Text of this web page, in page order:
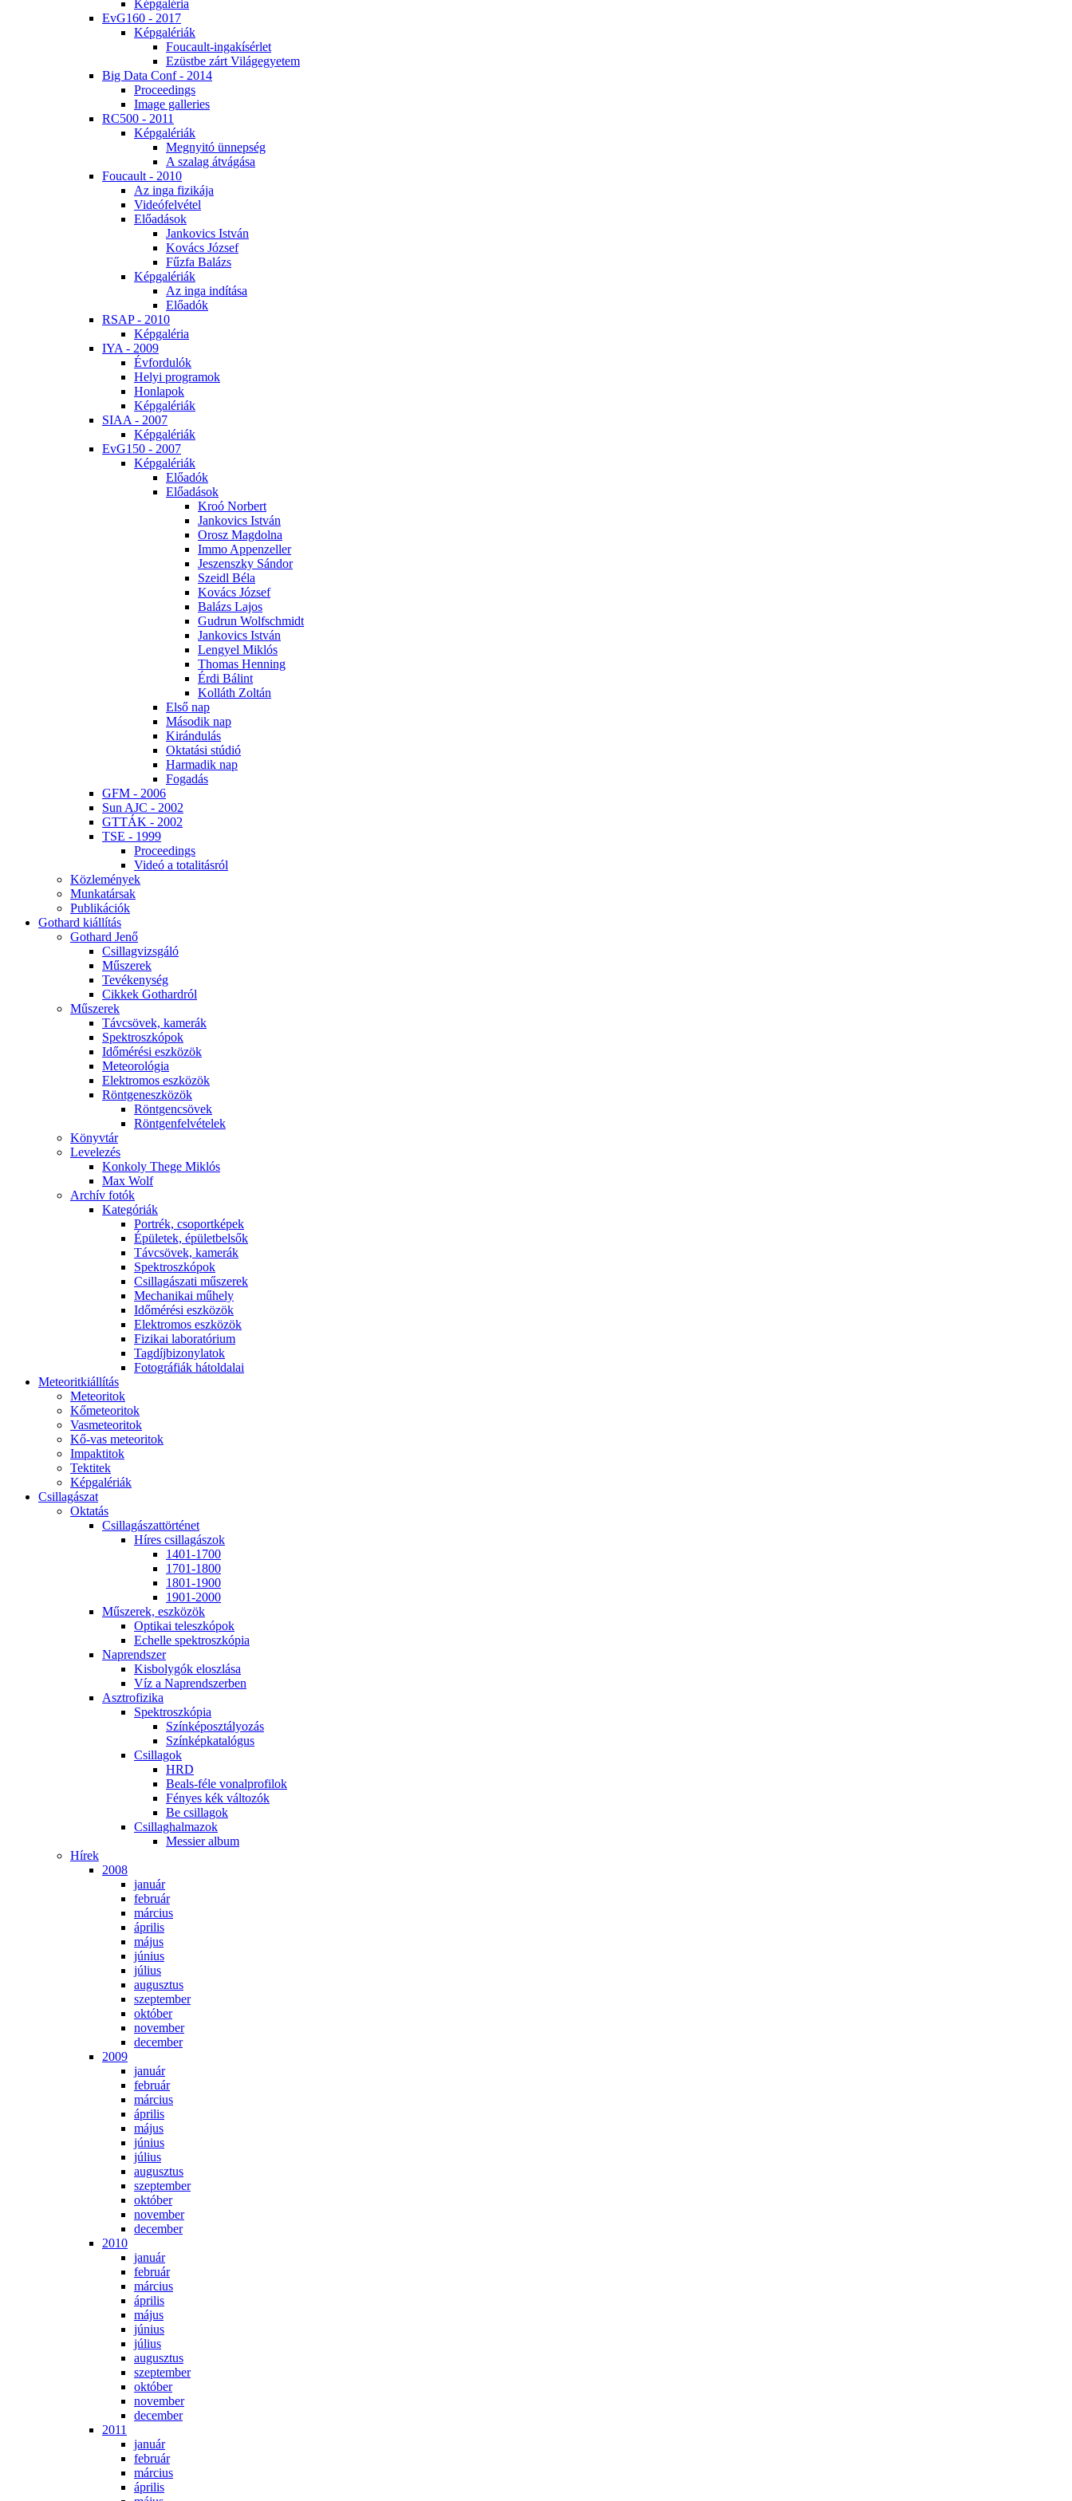
Kép­ga­lé­ria
EvG160 - 2017
Kép­ga­lé­ri­ák
Fo­u­ca­ult-in­ga­kí­sér­let
Ezüst­be zárt Vi­lág­egye­tem
Big Da­ta Conf - 2014
Pro­ce­e­dings
Image gal­le­ri­es
RC500 - 2011
Kép­ga­lé­ri­ák
Meg­nyi­tó ün­nep­ség
A sza­lag át­vá­gá­sa
Fo­u­ca­ult - 2010
Az in­ga fi­zi­ká­ja
Vi­de­ó­fel­vé­tel
Elő­adá­sok
Jan­ko­vics Ist­ván
Ko­vács Jó­zsef
Fűz­fa Ba­lázs
Kép­ga­lé­ri­ák
Az in­ga in­dí­tá­sa
Elő­adók
RSAP - 2010
Kép­ga­lé­ria
IYA - 2009
Év­for­du­lók
He­lyi prog­ra­mok
Hon­la­pok
Kép­ga­lé­ri­ák
SI­AA - 2007
Kép­ga­lé­ri­ák
EvG150 - 2007
Kép­ga­lé­ri­ák
Elő­adók
Elő­adá­sok
Kroó Nor­bert
Jan­ko­vics Ist­ván
Orosz Mag­dol­na
Im­mo Ap­pen­zel­ler
Je­szensz­ky Sán­dor
Szeidl Bé­la
Ko­vács Jó­zsef
Ba­lázs La­jos
Gud­run Wolfsch­midt
Jan­ko­vics Ist­ván
Len­gyel Mik­lós
Tho­mas Hen­ning
Ér­di Bá­lint
Kol­láth Zol­tán
El­ső nap
Má­so­dik nap
Ki­rán­du­lás
Ok­ta­tá­si stú­dió
Har­ma­dik nap
Fo­ga­dás
GFM - 2006
Sun AJC - 2002
GT­TÁK - 2002
TSE - 1999
Pro­ce­e­dings
Vi­deó a to­ta­li­tás­ról
Köz­le­mé­nyek
Mun­ka­tár­sak
Pub­li­ká­ci­ók
Got­hard ki­ál­lí­tás
Got­hard Je­nő
Csil­lag­vizs­gá­ló
Mű­sze­rek
Te­vé­keny­ség
Cik­kek Got­hard­ról
Mű­sze­rek
Táv­csö­vek, ka­me­rák
Spekt­rosz­kó­pok
Idő­mé­ré­si esz­kö­zök
Me­te­o­ro­ló­gia
Elekt­ro­mos esz­kö­zök
Rönt­gen­esz­kö­zök
Rönt­gen­csö­vek
Rönt­gen­fel­vé­te­lek
Könyv­tár
Le­ve­le­zés
Kon­koly The­ge Mik­lós
Max Wolf
Ar­chív fo­tók
Ka­te­gó­ri­ák
Port­rék, cso­port­ké­pek
Épü­le­tek, épü­let­bel­sők
Táv­csö­vek, ka­me­rák
Spekt­rosz­kó­pok
Csil­la­gá­sza­ti mű­sze­rek
Me­cha­ni­kai mű­hely
Idő­mé­ré­si esz­kö­zök
Elekt­ro­mos esz­kö­zök
Fi­zi­kai la­bo­ra­tó­ri­um
Tag­díj­bi­zony­la­tok
Fo­tog­rá­fi­ák hát­ol­da­lai
Me­te­o­rit­ki­ál­lí­tás
Me­te­o­ri­tok
Kő­me­te­o­ri­tok
Vas­me­te­o­ri­tok
Kő-vas me­te­o­ri­tok
Imp­ak­ti­tok
Tek­ti­tek
Kép­ga­lé­ri­ák
Csil­la­gá­szat
Ok­ta­tás
Csil­la­gá­szat­tör­té­net
Hí­res csil­la­gá­szok
1401-1700
1701-1800
1801-1900
1901-2000
Mű­sze­rek, esz­kö­zök
Op­ti­kai te­lesz­kó­pok
Echel­le spekt­rosz­kó­pia
Nap­rend­szer
Kis­boly­gók el­osz­lá­sa
Víz a Nap­rend­szer­ben
Aszt­ro­fi­zi­ka
Spekt­rosz­kó­pia
Szín­kép­osz­tá­lyo­zás
Szín­kép­ka­ta­ló­gus
Csil­la­gok
HRD
Be­als-fé­le vo­nal­pro­fi­lok
Fé­nyes kék vál­to­zók
Be csil­la­gok
Csil­lag­hal­ma­zok
Mes­si­er al­bum
Hí­rek
2008
ja­nu­ár
feb­ru­ár
már­ci­us
áp­ri­lis
má­jus
jú­ni­us
jú­li­us
au­gusz­tus
szep­tem­ber
ok­tó­ber
no­vem­ber
de­cem­ber
2009
ja­nu­ár
feb­ru­ár
már­ci­us
áp­ri­lis
má­jus
jú­ni­us
jú­li­us
au­gusz­tus
szep­tem­ber
ok­tó­ber
no­vem­ber
de­cem­ber
2010
ja­nu­ár
feb­ru­ár
már­ci­us
áp­ri­lis
má­jus
jú­ni­us
jú­li­us
au­gusz­tus
szep­tem­ber
ok­tó­ber
no­vem­ber
de­cem­ber
2011
ja­nu­ár
feb­ru­ár
már­ci­us
áp­ri­lis